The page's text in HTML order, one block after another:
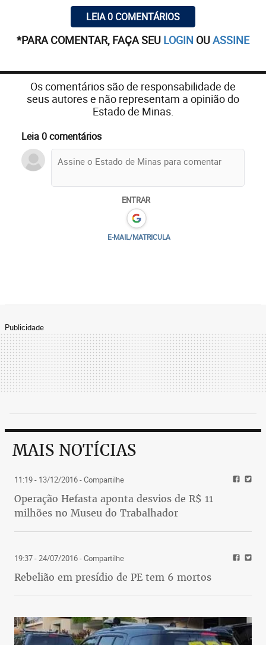
LEIA 0 COMENTÁRIOS
*PARA COMENTAR, FAÇA SEU LOGIN OUASSINE
Os comentários são de responsabilidade de
seus autores e não representam a opinião do
Estado de Minas.
Leia 0 comentários
ENTRAR
E-MAIL/MATRICULA
Publicidade
MAIS NOTÍCIAS
11:19 - 13/12/2016- Compartilhe
Operação Hefasta aponta desvios de R$ 11
milhões no Museu do Trabalhador
19:37 - 24/07/2016- Compartilhe
Rebelião em presídio de PE tem 6 mortos